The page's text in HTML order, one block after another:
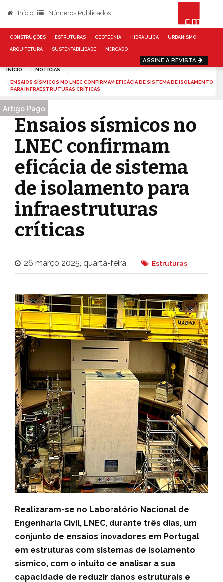
Início Números Publicados
CONSTRUÇÕES ESTRUTURAS GEOTECNIA HIDRÁULICA URBANISMO
ARQUITETURA SUSTENTABILIDADE MERCADO
ASSINE A REVISTA
INÍCIO NOTÍCIAS
ENSAIOS SÍSMICOS NO LNEC CONFIRMAM EFICÁCIA DE SISTEMA DE ISOLAMENTO
PARA INFRAESTRUTURAS CRÍTICAS
Ensaios sísmicos no
LNEC confirmam
eficácia de sistema
de isolamento para
infraestruturas
críticas
Artigo Pago
26 março 2025, quarta-feira Estruturas
Realizaram-se no Laboratório Nacional de
Engenharia Civil, LNEC, durante três dias, um
conjunto de ensaios inovadores em Portugal
em estruturas com sistemas de isolamento
sísmico, com o intuito de analisar a sua
capacidade de reduzir danos estruturais e